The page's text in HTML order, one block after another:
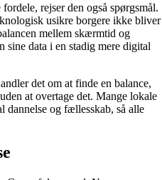
rejser den også spørgsmål.
usikre borgere ikke bliver
mellem skærmtid og
data i en stadig mere digital
det om at finde en balance,
at overtage det. Mange lokale
dannelse og fællesskab, så alle